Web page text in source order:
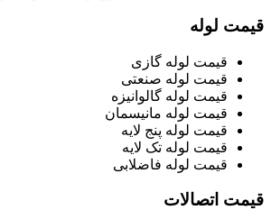
قیمت لوله
قیمت لوله گازی
قیمت لوله صنعتی
قیمت لوله گالوانیزه
قیمت لوله مانیسمان
قیمت لوله پنج لایه
قیمت لوله تک لایه
قیمت لوله فاضلابی
قیمت اتصالات